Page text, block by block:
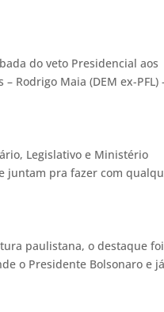
do veto Presidencial aos
Rodrigo Maia (DEM ex-PFL)
Legislativo e Ministério
juntam pra fazer com
paulistana, o destaque
o Presidente Bolsonaro e já